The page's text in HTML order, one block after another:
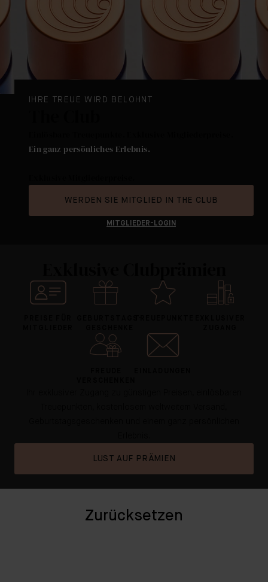
IHRE TREUE WIRD BELOHNT
Ein ganz persönliches Erlebnis.
WERDEN SIE MITGLIED IN THE CLUB
MITGLIEDER-LOGIN
LUST AUF PRÄMIEN
Zurücksetzen